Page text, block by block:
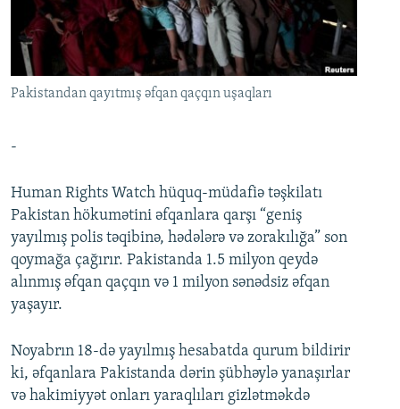
İNFOQRAFIKA
KARIKATURA
AZƏRBAYCAN ƏDƏBIYYATI KITABXANASI
İSLAM VƏ DEMOKRATIYA
MISSIYAMIZ
PEŞƏ ETIKASI VƏ JURNALISTIKA STANDARTLARIMIZ
BIZI IZLƏ
Pakistandan qayıtmış əfqan qaçqın uşaqları
-
Human Rights Watch hüquq-müdafiə təşkilatı
Pakistan hökumətini əfqanlara qarşı “geniş
yayılmış polis təqibinə, hədələrə və zorakılığa” son
qoymağa çağırır. Pakistanda 1.5 milyon qeydə
alınmış əfqan qaçqın və 1 milyon sənədsiz əfqan
yaşayır.
Noyabrın 18-də yayılmış hesabatda qurum bildirir
ki, əfqanlara Pakistanda dərin şübhəylə yanaşırlar
və hakimiyyət onları yaraqlıları gizlətməkdə